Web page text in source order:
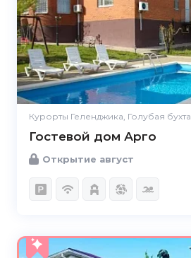
Курорты Геленджика, Голубая бухта
Гостевой дом Арго
Открытие август